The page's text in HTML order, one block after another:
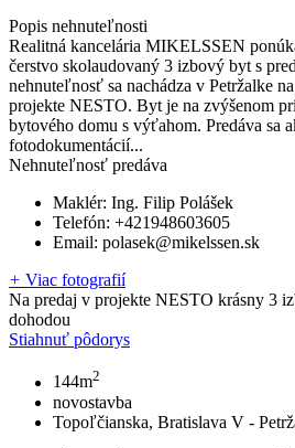
Popis nehnuteľnosti
Realitná kancelária MIKELSSEN
čerstvo skolaudovaný 3 izbový byt s
nehnuteľnosť sa nachádza v Petržalke
projekte NESTO. Byt je na zvýšenom
bytového domu s výťahom. Predáva sa
fotodokumentácií...
Nehnuteľnosť predáva
Maklér: Ing. Filip Polášek
Telefón: +421948603605
Email: polasek@mikelssen.sk
+ Viac fotografií
Na predaj v projekte NESTO krásny 3
dohodou
Stiahnuť pôdorys
144m2
novostavba
Topoľčianska, Bratislava V -